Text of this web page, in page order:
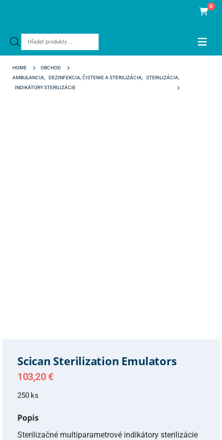
Products
0
HOME
OBCHOD
AMBULANCIA
DEZINFEKCIA, ČISTENIE A STERILIZÁCIA STERILIZÁCIA
INDIKÁTORY STERILIZÁCIE
Scican Sterilization Emulators
103,20 €
250 ks
Popis
Sterilizačné multiparametrové indikátory sterilizácie